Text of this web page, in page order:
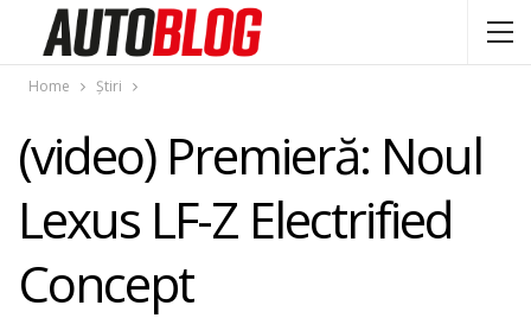
Home Știri
(video) Premieră: Noul
Lexus LF-Z Electrified
Concept